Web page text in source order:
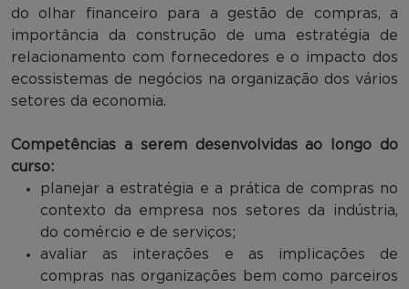
do olhar financeiro para a gestão de compras, a
importância da construção de uma estratégia de
relacionamento com fornecedores e o impacto dos
ecossistemas de negócios na organização dos vários
setores da economia.
Competências a serem desenvolvidas ao longo do
curso:
planejar a estratégia e a prática de compras no
contexto da empresa nos setores da indústria,
do comércio e de serviços;
avaliar as interações e as implicações de
compras nas organizações bem como parceiros